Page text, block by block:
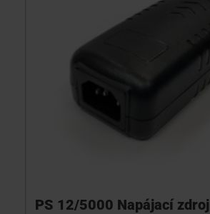
PS 12/5000 Napájací zdroj